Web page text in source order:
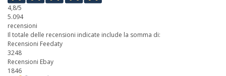
4,8/5
5.094
recensioni
Il totale delle recensioni indicate include la somma di:
Recensioni Feedaty
3248
Recensioni Ebay
1846